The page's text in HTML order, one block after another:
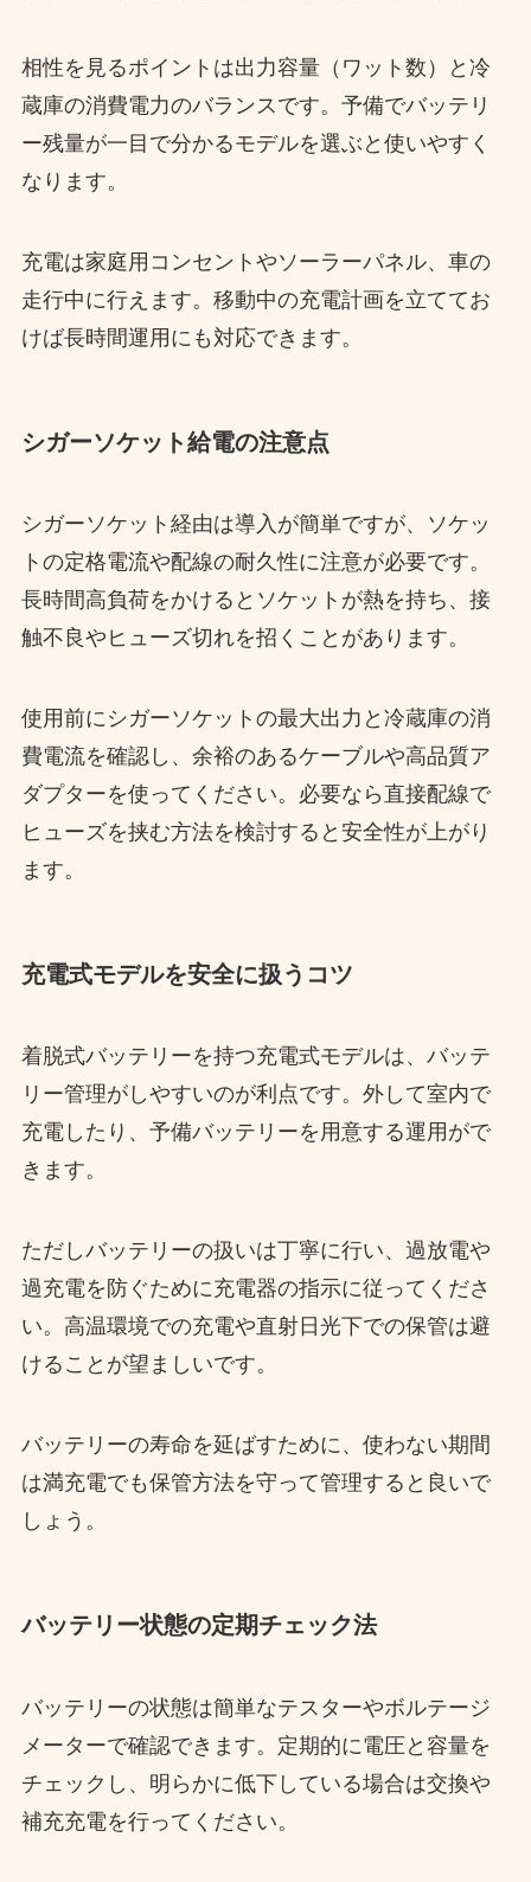
相性を見るポイントは出力容量（ワット数）と冷
蔵庫の消費電力のバランスです。予備でバッテリ
ー残量が一目で分かるモデルを選ぶと使いやすく
なります。
充電は家庭用コンセントやソーラーパネル、車の
走行中に行えます。移動中の充電計画を立ててお
けば長時間運用にも対応できます。
シガーソケット給電の注意点
シガーソケット経由は導入が簡単ですが、ソケッ
トの定格電流や配線の耐久性に注意が必要です。
長時間高負荷をかけるとソケットが熱を持ち、接
触不良やヒューズ切れを招くことがあります。
使用前にシガーソケットの最大出力と冷蔵庫の消
費電流を確認し、余裕のあるケーブルや高品質ア
ダプターを使ってください。必要なら直接配線で
ヒューズを挟む方法を検討すると安全性が上がり
ます。
充電式モデルを安全に扱うコツ
着脱式バッテリーを持つ充電式モデルは、バッテ
リー管理がしやすいのが利点です。外して室内で
充電したり、予備バッテリーを用意する運用がで
きます。
ただしバッテリーの扱いは丁寧に行い、過放電や
過充電を防ぐために充電器の指示に従ってくださ
い。高温環境での充電や直射日光下での保管は避
けることが望ましいです。
バッテリーの寿命を延ばすために、使わない期間
は満充電でも保管方法を守って管理すると良いで
しょう。
バッテリー状態の定期チェック法
バッテリーの状態は簡単なテスターやボルテージ
メーターで確認できます。定期的に電圧と容量を
チェックし、明らかに低下している場合は交換や
補充充電を行ってください。